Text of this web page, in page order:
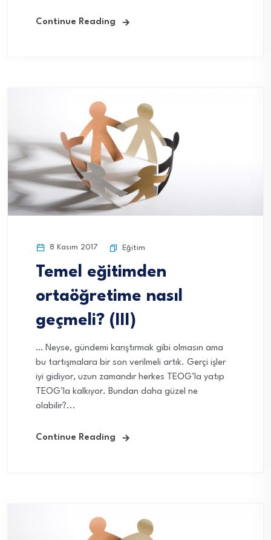
Continue Reading
8 Kasım 2017 Eğitim
Temel eğitimden
ortaöğretime nasıl
geçmeli? (III)
… Neyse, gündemi karıştırmak gibi olmasın ama
bu tartışmalara bir son verilmeli artık. Gerçi işler
iyi gidiyor, uzun zamandır herkes TEOG’la yatıp
TEOG’la kalkıyor. Bundan daha güzel ne
olabilir?...
Continue Reading